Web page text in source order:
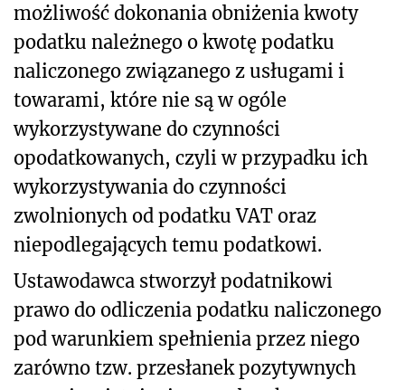
możliwość dokonania obniżenia kwoty
podatku należnego o kwotę podatku
naliczonego związanego z usługami i
towarami, które nie są w ogóle
wykorzystywane do czynności
opodatkowanych, czyli w przypadku ich
wykorzystywania do czynności
zwolnionych od podatku VAT oraz
niepodlegających temu podatkowi.
Ustawodawca stworzył podatnikowi
prawo do odliczenia podatku naliczonego
pod warunkiem spełnienia przez niego
zarówno tzw. przesłanek pozytywnych